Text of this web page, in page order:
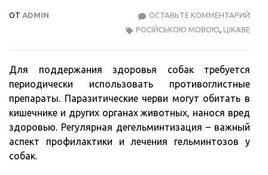
ОТ ADMIN ОСТАВЬТЕ КОММЕНТАРИЙ
РОСІЙСЬКОЮ МОВОЮ, ЦІКАВЕ
Для поддержания здоровья собак требуется
периодически использовать противоглистные
препараты. Паразитические черви могут обитать в
кишечнике и других органах животных, нанося вред
здоровью. Регулярная дегельминтизация – важный
аспект профилактики и лечения гельминтозов у
собак.